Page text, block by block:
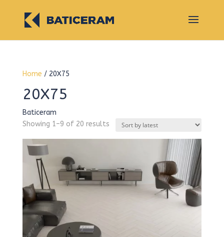
Home / 20X75
20X75
Baticeram
Showing 1–9 of 20 resultsSorted